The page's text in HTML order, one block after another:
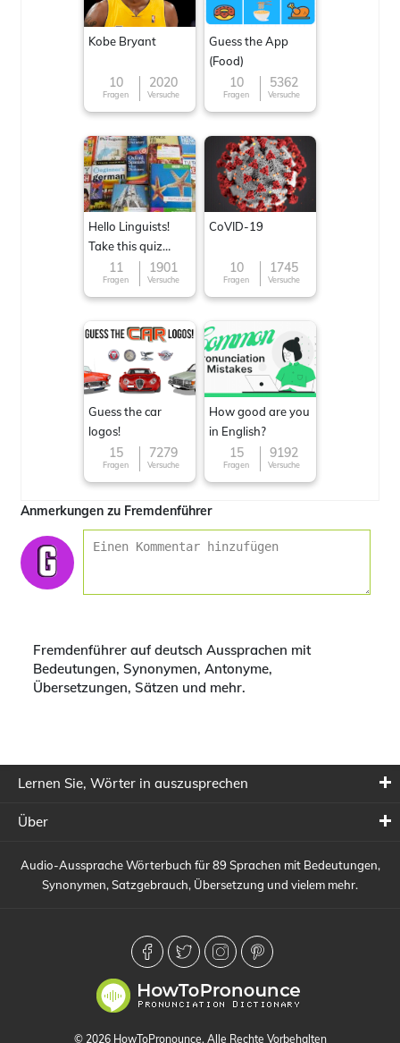
Kobe Bryant
10
Fragen
2020
Versuche
Guess the App
(Food)
10
Fragen
5362
Versuche
Hello Linguists!
Take this quiz
now!11
Fragen
1901
Versuche
CoVID-19
10
Fragen
1745
Versuche
Guess the car
logos!
15
Fragen
7279
Versuche
How good are you
in English?
15
Fragen
9192
Versuche
Anmerkungen zu Fremdenführer
Fremdenführer auf deutsch Aussprachen mit
Bedeutungen, Synonymen, Antonyme,
Übersetzungen, Sätzen und mehr.
Lernen Sie, Wörter in auszusprechen
Über
Audio-Aussprache Wörterbuch für 89 Sprachen mit Bedeutungen,
Synonymen, Satzgebrauch, Übersetzung und vielem mehr.
© 2026 HowToPronounce. Alle Rechte Vorbehalten